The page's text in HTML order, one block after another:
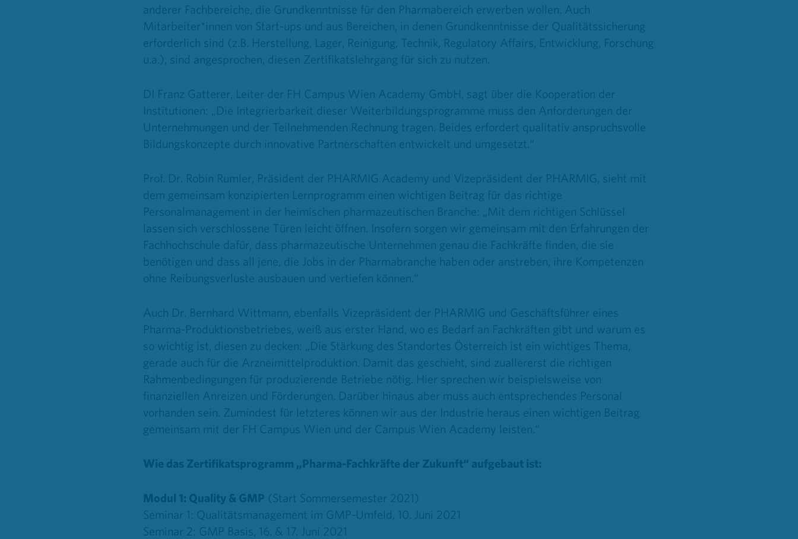
anderer Fachbereiche, die Grundkenntnisse für den Pharmabereich erwerben wollen. Auch
Mitarbeiter*innen von Start-ups und aus Bereichen, in denen Grundkenntnisse der Qualitätssicherung
erforderlich sind (z.B. Herstellung, Lager, Reinigung, Technik, Regulatory Affairs, Entwicklung, Forschung
u.a.), sind angesprochen, diesen Zertifikatslehrgang für sich zu nutzen.
DI Franz Gatterer, Leiter der FH Campus Wien Academy GmbH, sagt über die Kooperation der
Institutionen: „Die Integrierbarkeit dieser Weiterbildungsprogramme muss den Anforderungen der
Unternehmungen und der Teilnehmenden Rechnung tragen. Beides erfordert qualitativ anspruchsvolle
Bildungskonzepte durch innovative Partnerschaften entwickelt und umgesetzt.“
Prof. Dr. Robin Rumler, Präsident der PHARMIG Academy und Vizepräsident der PHARMIG, sieht mit
dem gemeinsam konzipierten Lernprogramm einen wichtigen Beitrag für das richtige
Personalmanagement in der heimischen pharmazeutischen Branche: „Mit dem richtigen Schlüssel
lassen sich verschlossene Türen leicht öffnen. Insofern sorgen wir gemeinsam mit den Erfahrungen der
Fachhochschule dafür, dass pharmazeutische Unternehmen genau die Fachkräfte finden, die sie
benötigen und dass all jene, die Jobs in der Pharmabranche haben oder anstreben, ihre Kompetenzen
ohne Reibungsverluste ausbauen und vertiefen können.“
Auch Dr. Bernhard Wittmann, ebenfalls Vizepräsident der PHARMIG und Geschäftsführer eines
Pharma-Produktionsbetriebes, weiß aus erster Hand, wo es Bedarf an Fachkräften gibt und warum es
so wichtig ist, diesen zu decken: „Die Stärkung des Standortes Österreich ist ein wichtiges Thema,
gerade auch für die Arzneimittelproduktion. Damit das geschieht, sind zuallererst die richtigen
Rahmenbedingungen für produzierende Betriebe nötig. Hier sprechen wir beispielsweise von
finanziellen Anreizen und Förderungen. Darüber hinaus aber muss auch entsprechendes Personal
vorhanden sein. Zumindest für letzteres können wir aus der Industrie heraus einen wichtigen Beitrag
gemeinsam mit der FH Campus Wien und der Campus Wien Academy leisten.“
Wie das Zertifikatsprogramm „Pharma-Fachkräfte der Zukunft“ aufgebaut ist:
Modul 1: Quality & GMP (Start Sommersemester 2021)
Seminar 1: Qualitätsmanagement im GMP-Umfeld, 10. Juni 2021
Seminar 2: GMP Basis, 16. & 17. Juni 2021